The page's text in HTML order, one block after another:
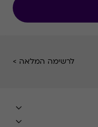
לרשימה המלאה >